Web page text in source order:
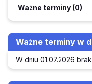
Ważne terminy (0)
Ważne terminy w
W dniu 01.07.2026